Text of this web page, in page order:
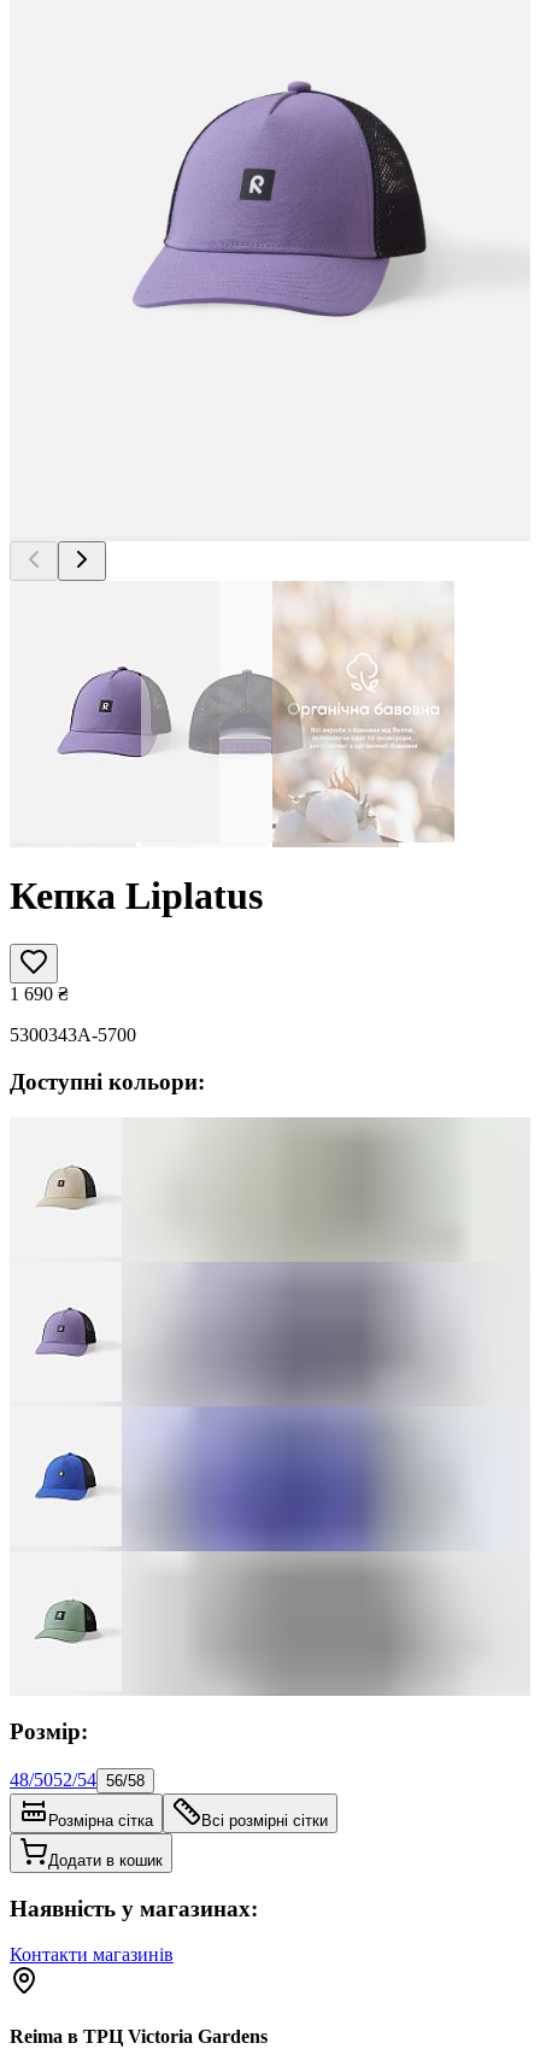
Кепка Liplatus
1 690 ₴
5300343A-5700
Доступні кольори:
Розмір:
48/5052/54 56/58
Розмірна сітка Всі розмірні сітки
Додати в кошик
Наявність у магазинах:
Контакти магазинів
Reima в ТРЦ Victoria Gardens